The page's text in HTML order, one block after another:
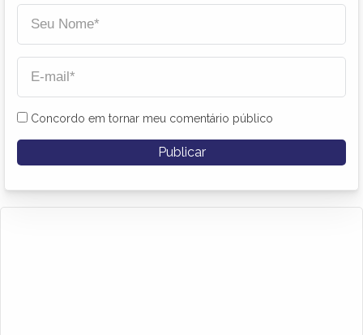
Concordo em tornar meu comentário público